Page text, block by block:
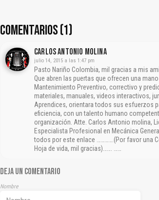
COMENTARIOS (1)
CARLOS ANTONIO MOLINA
julio 14, 2015 a las 1:47 pm
Pasto Nariño Colombia, mil gracias a mis
Que abren las puertas que ofrecen una
Mantenimiento Preventivo, correctivo y
materiales, manuales, videos interactivos,
Aprendices, orientara todos sus esfuerzos
eficiencia, con un talento humano
organización. Atte. Carlos Antonio molina,
Especialista Profesional en Mecánica
todos por este enlace ………….(Por favor una
Hoja de vida, mil gracias)……. ……
DEJA UN COMENTARIO
Nombre